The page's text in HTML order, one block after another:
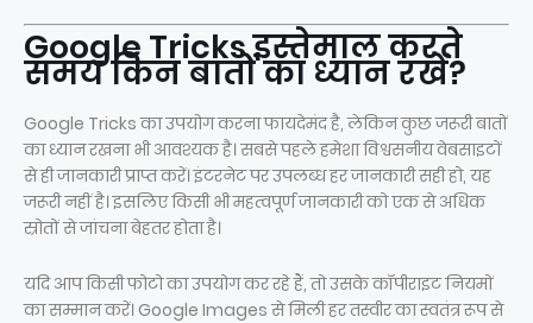
Google Tricks इस्तेमाल करते
समय किन बातों का ध्यान रखें?
Google Tricks का उपयोग करना फायदेमंद है, लेकिन कुछ जरूरी बातों
का ध्यान रखना भी आवश्यक है। सबसे पहले हमेशा विश्वसनीय वेबसाइटों
से ही जानकारी प्राप्त करें। इंटरनेट पर उपलब्ध हर जानकारी सही हो, यह
जरूरी नहीं है। इसलिए किसी भी महत्वपूर्ण जानकारी को एक से अधिक
स्रोतों से जांचना बेहतर होता है।
यदि आप किसी फोटो का उपयोग कर रहे हैं, तो उसके कॉपीराइट नियमों
का सम्मान करें। Google Images से मिली हर तस्वीर का स्वतंत्र रूप से